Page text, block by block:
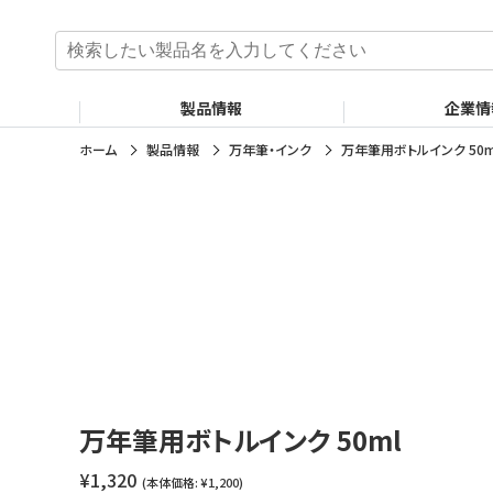
製品情報 企業
検
索
:
ホーム 製品情報 万年筆・インク 万年筆用ボトルインク
万年筆用ボトルインク 50ml
¥1,320 (本体価格: ¥1,200)